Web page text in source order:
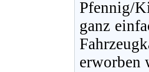
Pfennig/
ganz
erworben